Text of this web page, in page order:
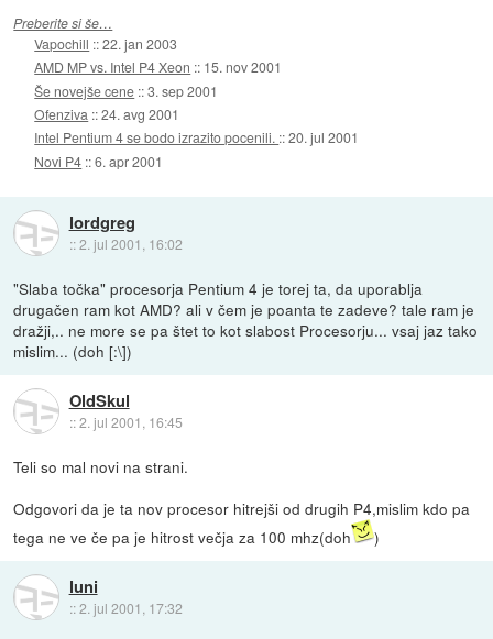
Preberite si še…
Vapochill ::22. jan 2003
AMD MP vs. Intel P4 Xeon :: 15. nov 2001
Še novejše cene ::3. sep 2001
Ofenziva ::24. avg 2001
Intel Pentium 4 se bodo izrazito pocenili. ::20. jul 2001
Novi P4 ::6. apr 2001
lordgreg
::2. jul 2001, 16:02
"Slaba točka" procesorja Pentium 4 je torej ta, da uporablja
drugačen ram kot AMD? ali v čem je poanta te zadeve? tale ram je
dražji,.. ne more se pa štet to kot slabost Procesorju... vsaj jaz tako
mislim... (doh [:\])
OldSkul
::2. jul 2001, 16:45
Teli so mal novi na strani.
Odgovori da je ta nov procesor hitrejši od drugih P4,mislim kdo pa
tega ne ve če pa je hitrost večja za 100 mhz(doh
)
luni
::2. jul 2001, 17:32